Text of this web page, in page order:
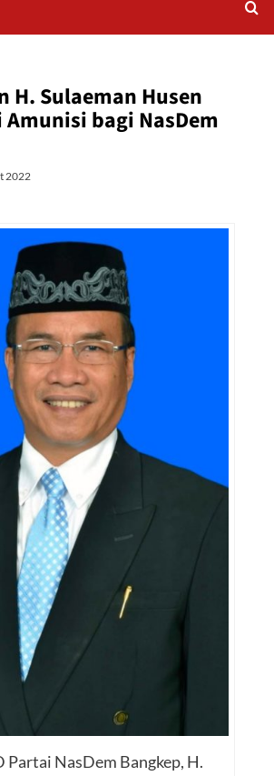
H. Sulaeman Husen
bagi NasDem
2022
Partai NasDem Bangkep, H.